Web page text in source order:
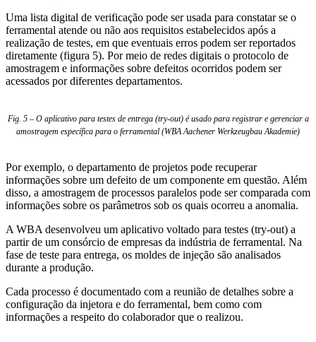
Uma lista digital de verificação pode ser usada para constatar se o
ferramental atende ou não aos requisitos estabelecidos após a
realização de testes, em que eventuais erros podem ser reportados
diretamente (figura 5). Por meio de redes digitais o protocolo de
amostragem e informações sobre defeitos ocorridos podem ser
acessados por diferentes departamentos.
Fig. 5 – O aplicativo para testes de entrega (try-out) é usado para registrar e gerenciar a
amostragem específica para o ferramental (WBA Aachener Werkzeugbau Akademie)
Por exemplo, o departamento de projetos pode recuperar
informações sobre um defeito de um componente em questão. Além
disso, a amostragem de processos paralelos pode ser comparada com
informações sobre os parâmetros sob os quais ocorreu a anomalia.
A WBA desenvolveu um aplicativo voltado para testes (try-out) a
partir de um consórcio de empresas da indústria de ferramental. Na
fase de teste para entrega, os moldes de injeção são analisados
durante a produção.
Cada processo é documentado com a reunião de detalhes sobre a
configuração da injetora e do ferramental, bem como com
informações a respeito do colaborador que o realizou.